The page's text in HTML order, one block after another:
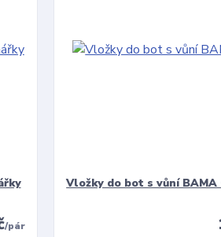
/pár
Vložky do bot s vůní BAMA